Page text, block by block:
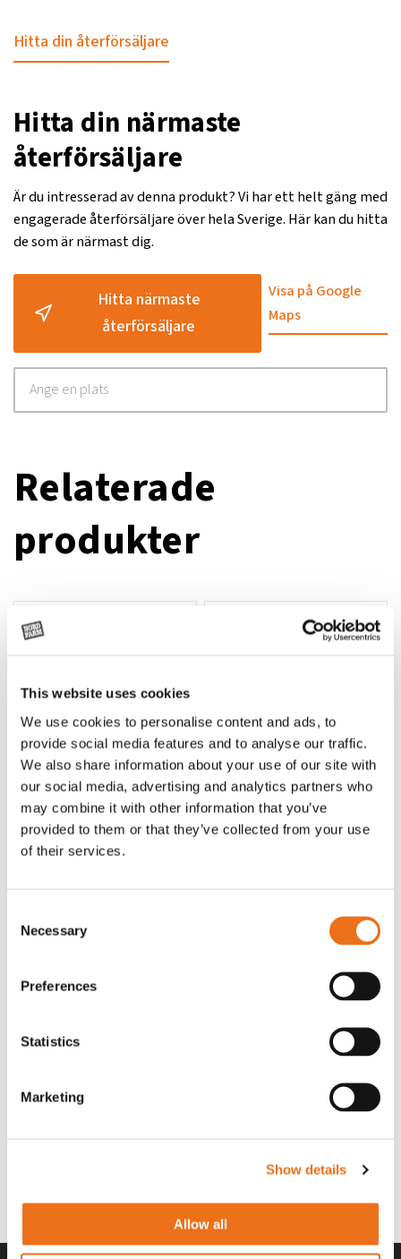
This website uses cookies
We use cookies to personalise content and ads, to
provide social media features and to analyse our traffic.
We also share information about your use of our site with
our social media, advertising and analytics partners who
may combine it with other information that you’ve
provided to them or that they’ve collected from your use
of their services.
Selection
Necessary
Preferences
Statistics
Marketing
Show details
Allow all
Hitta din återförsäljare
Hitta din närmaste
återförsäljare
Är du intresserad av denna produkt? Vi har ett helt gäng med
engagerade återförsäljare över hela Sverige. Här kan du hitta
de som är närmast dig.
Hitta närmaste
återförsäljare
Visa på Google
Maps
Relaterade
produkter
Lägg till i varukorg
Rotor, komplett med slagor Grön truckknapp
2 692kr (ex. moms) 2 692kr (ex. moms)